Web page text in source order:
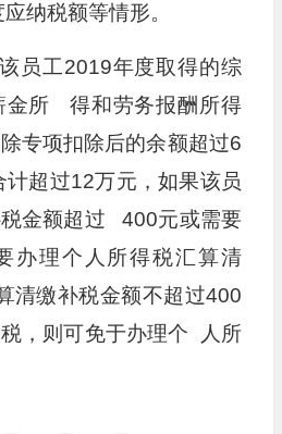
纳税额等情形。
员工2019年度取得的综
金所 得和劳务报酬所得
专项扣除后的余额超过6
超过12万元，如果该员
金额超过 400元或需要
办理个人所得税汇算清
清缴补税金额不超过400
，则可免于办理个 人所